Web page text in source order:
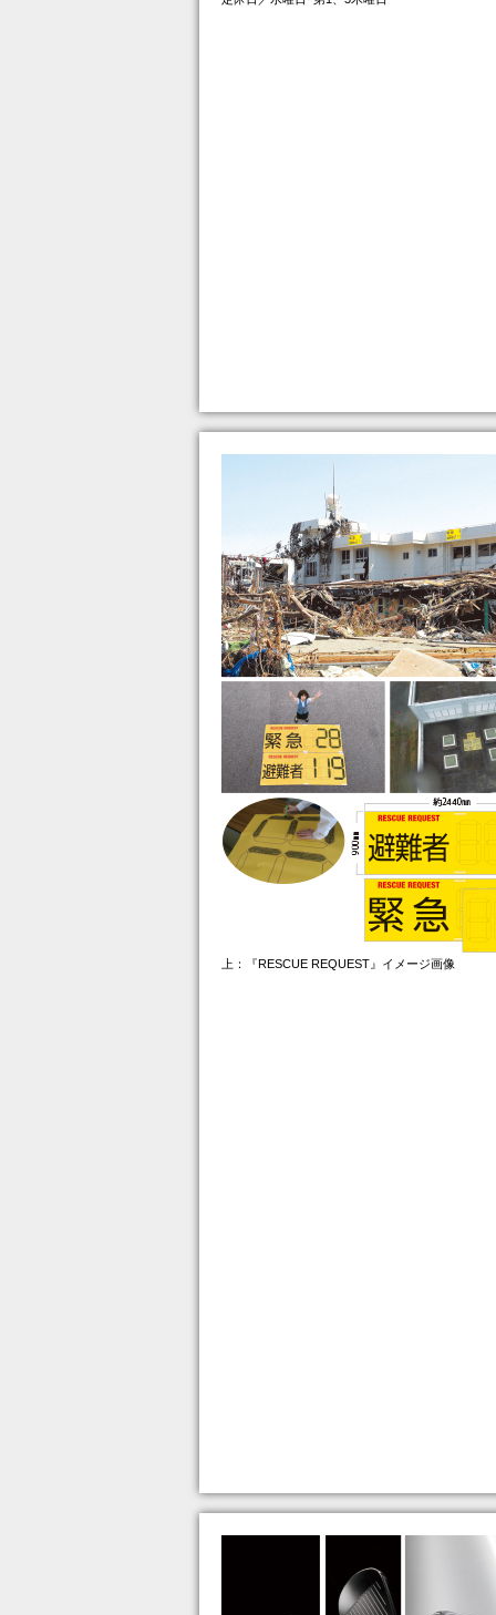
上：『RESCUE REQUEST』イメージ画像